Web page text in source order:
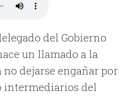
del Gobierno
un llamado a la
dejarse engañar por
intermediarios del